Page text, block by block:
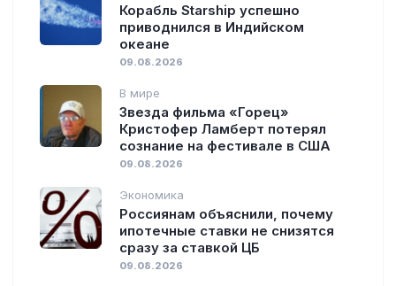
Корабль Starship успешно
приводнился в Индийском
океане
09.08.2026
В мире
Звезда фильма «Горец»
Кристофер Ламберт потерял
сознание на фестивале в США
09.08.2026
Экономика
Россиянам объяснили, почему
ипотечные ставки не снизятся
сразу за ставкой ЦБ
09.08.2026